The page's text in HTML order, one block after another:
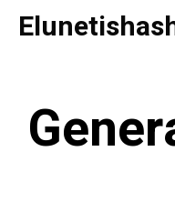
Saltar